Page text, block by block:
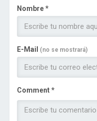
Nombre *
E-Mail (no se mostrará)
Comment *